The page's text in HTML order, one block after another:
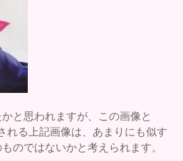
と思われますが、この画像と
れる上記画像は、あまりにも似す
のではないかと考えられます。